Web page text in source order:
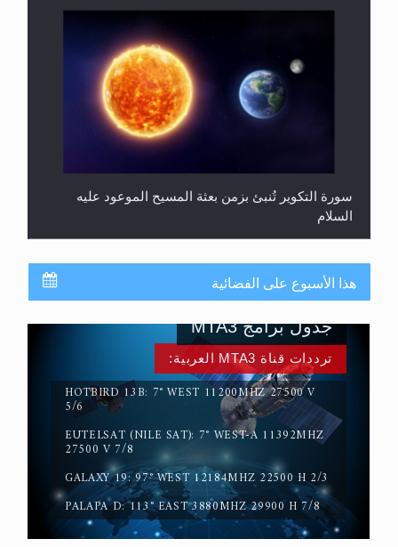
سورة التكوير تُنبئ بزمن بعثة المسيح الموعود عليه
السلام
حقيقة المسيح الدجال
هذا الأسبوع على الفضائية
ترددات قناة MTA3 العربية:
HOTBIRD 13B: 7° WEST 11200MHZ 27500 V
5/6
EUTELSAT (NILE SAT): 7° WEST-A 11392MHZ
27500 V 7/8
GALAXY 19: 97° WEST 12184MHZ 22500 H 2/3
PALAPA D: 113° EAST 3880MHZ 29900 H 7/8
جدول برامج MTA3